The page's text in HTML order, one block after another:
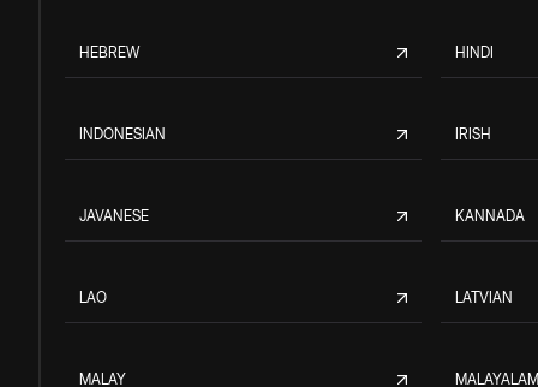
HEBREW HINDI
INDONESIAN IRISH
JAVANESE KANNADA
LAO LATVIAN
MALAY MALAYALAM